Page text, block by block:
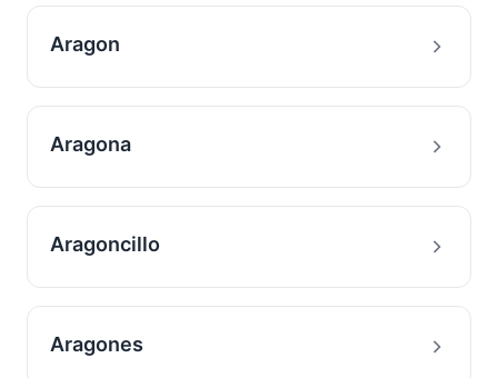
Aragon
Aragona
Aragoncillo
Aragones